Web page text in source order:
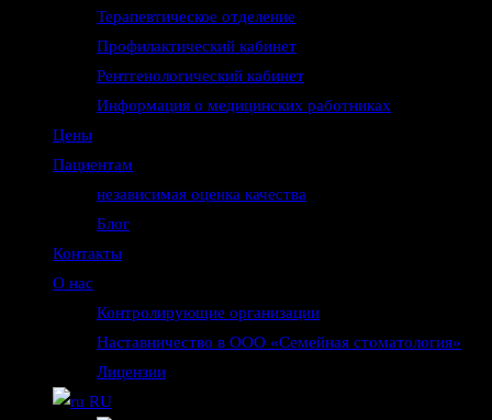
Терапевтическое отделение
Профилактический кабинет
Рентгенологический кабинет
Информация о медицинских работниках
Цены
Пациентам
независимая оценка качества
Блог
Контакты
О нас
Контролирующие организации
Наставничество в ООО «Семейная стоматология»
Лицензии
RU